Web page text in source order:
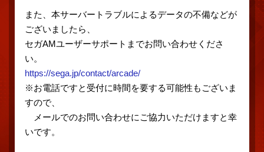
また、本サーバートラブルによるデータの不備などが
ございましたら、
セガAMユーザーサポートまでお問い合わせくださ
い。
https://sega.jp/contact/arcade/
※お電話ですと受付に時間を要する可能性もございま
すので、
メールでのお問い合わせにご協力いただけますと幸
いです。